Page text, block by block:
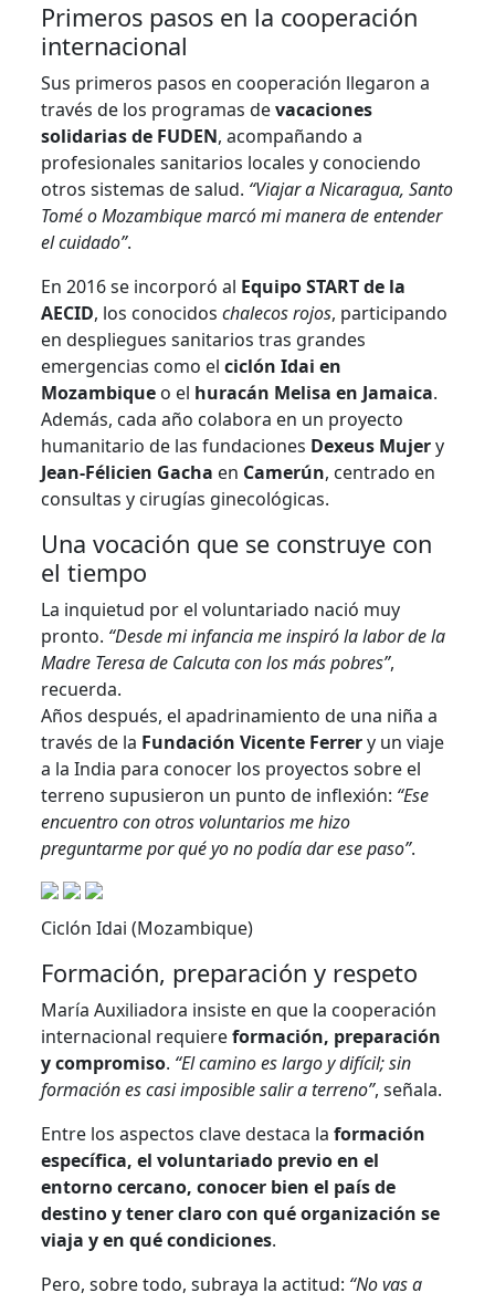
Primeros pasos en la cooperación
internacional
Sus primeros pasos en cooperación llegaron a
través de los programas devacaciones
solidarias de FUDEN, acompañando a
profesionales sanitarios locales y conociendo
otros sistemas de salud. “Viajar a Nicaragua, Santo
Tomé o Mozambique marcó mi manera de entender
el cuidado”.
En 2016 se incorporó al Equipo START de la
AECID, los conocidoschalecos rojos, participando
en despliegues sanitarios tras grandes
emergencias como elciclón Idai en
Mozambique o el huracán Melisa en Jamaica.
Además, cada año colabora en un proyecto
humanitario de las fundaciones Dexeus Mujery
Jean-Félicien Gacha en Camerún, centrado en
consultas y cirugías ginecológicas.
Una vocación que se construye con
el tiempo
La inquietud por el voluntariado nació muy
pronto. “Desde mi infancia me inspiró la labor de la
Madre Teresa de Calcuta con los más pobres”,
recuerda.
Años después, el apadrinamiento de una niña a
través de la Fundación Vicente Ferrery un viaje
a la India para conocer los proyectos sobre el
terreno supusieron un punto de inflexión: “Ese
encuentro con otros voluntarios me hizo
preguntarme por qué yo no podía dar ese paso”.
Ciclón Idai (Mozambique)
Formación, preparación y respeto
María Auxiliadora insiste en que la cooperación
internacional requiereformación, preparación
y compromiso. “El camino es largo y difícil; sin
formación es casi imposible salir a terreno”, señala.
Entre los aspectos clave destaca laformación
específica, el voluntariado previo en el
entorno cercano, conocer bien el país de
destino y tener claro con qué organización se
viaja y en qué condiciones.
Pero, sobre todo, subraya la actitud: “No vas a